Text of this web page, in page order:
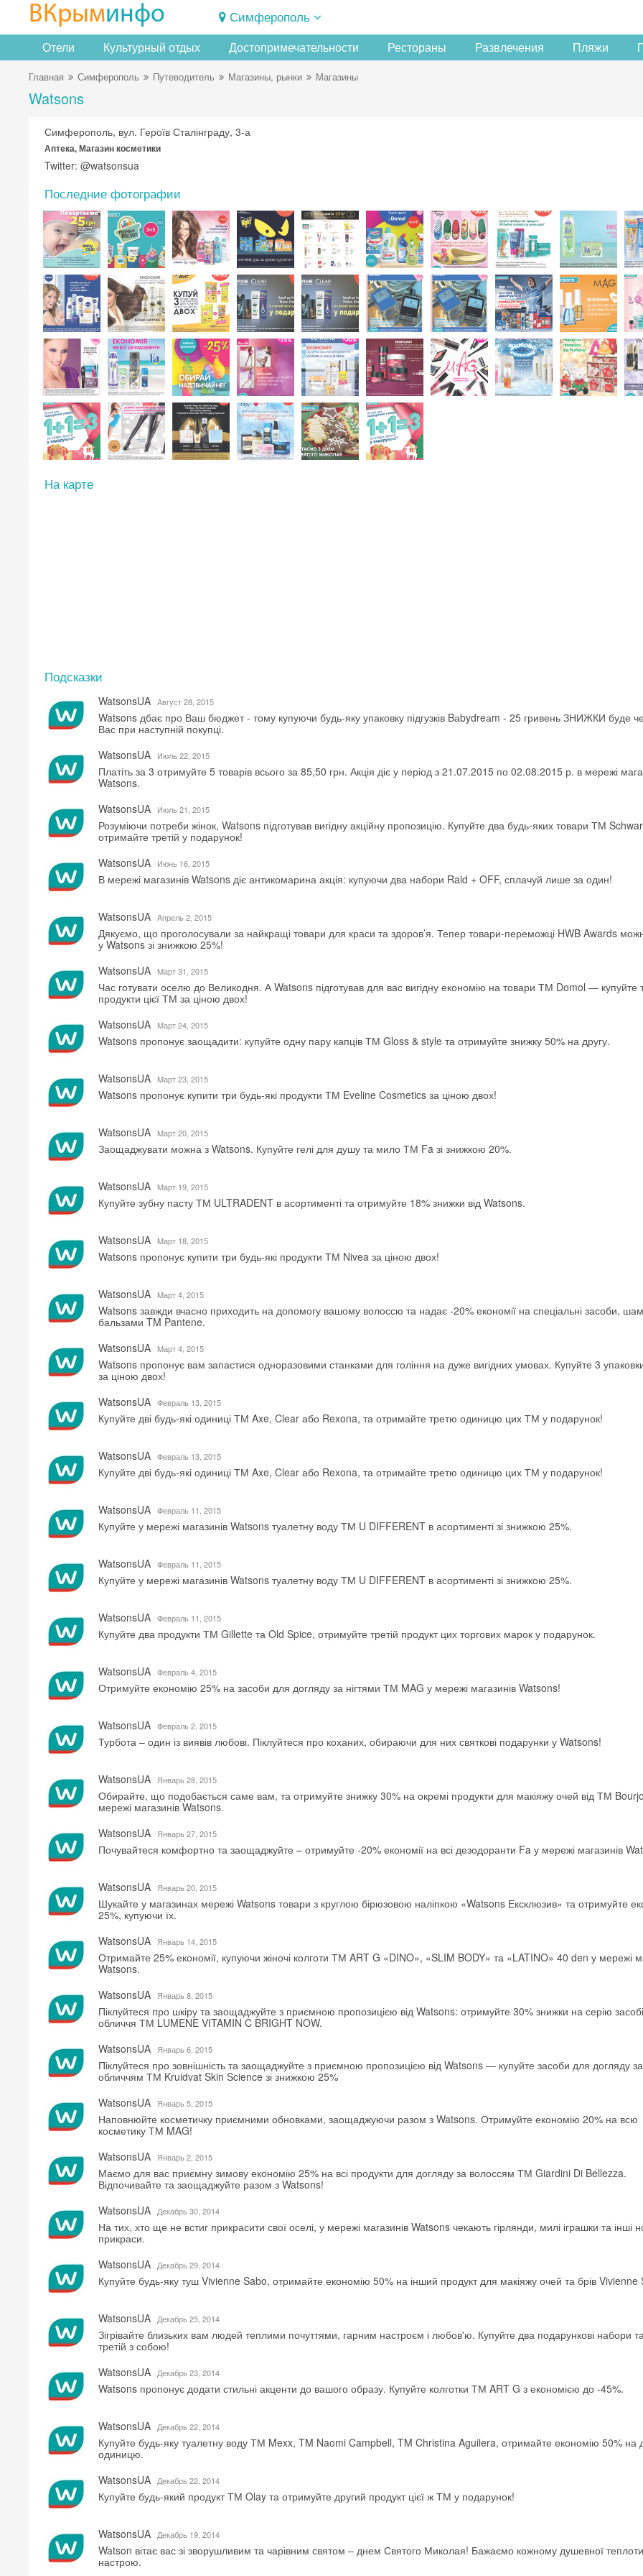
ВКрыминфо Симферополь
Отели Культурный отдых Достопримечательности Рестораны Развлечения Пляжи
Главная Симферополь Путеводитель Магазины, рынки Магазины
Watsons
Симферополь, вул. Героїв Сталінграду, 3-а
Аптека, Магазин косметики
Twitter: @watsonsua
Последние фотографии
На карте
Подсказки
WatsonsUA Август 28, 2015
Watsons дбає про Ваш бюджет - тому купуючи будь-яку упаковку підгузків Bаbydreаm - 25 гривень ЗНИЖКИ буде
Вас при наступній покупці.
WatsonsUA
Июль 22, 2015
Платіть за 3 отримуйте 5 товарів всього за 85,50 грн. Акція діє у період з 21.07.2015 по 02.08.2015 р. в мережі
Watsons.
WatsonsUA
Июль 21, 2015
Розуміючи потреби жінок, Watsons підготував вигідну акційну пропозицію. Купуйте два будь-яких товари ТМ
отримайте третій у подарунок!
WatsonsUA
Июнь 16, 2015
В мережі магазинів Watsons діє антикомарина акція: купуючи два набори Raid + OFF, сплачуй лише за один!
WatsonsUA Aпрель 2, 2015
Дякуємо, що проголосували за найкращі товари для краси та здоров’я. Тепер товари-переможці HWB Awards
у Watsons зі знижкою 25%!
WatsonsUA
Mарт 31, 2015
Час готувати оселю до Великодня. А Watsons підготував для вас вигідну економію на товари ТМ Domol — купуйте
продукти цієї ТМ за ціною двох!
WatsonsUA
Mарт 24, 2015
Watsons пропонує заощадити: купуйте одну пару капців ТМ Gloss & style та отримуйте знижку 50% на другу.
WatsonsUA Mарт 23, 2015
Watsons пропонує купити три будь-які продукти ТМ Eveline Cosmetics за ціною двох!
WatsonsUA Mарт 20, 2015
Заощаджувати можна з Watsons. Купуйте гелі для душу та мило ТМ Fa зі знижкою 20%.
WatsonsUA Mарт 19, 2015
Купуйте зубну пасту ТМ ULTRADENT в асортименті та отримуйте 18% знижки від Watsons.
WatsonsUA Mарт 18, 2015
Watsons пропонує купити три будь-які продукти ТМ Nivea за ціною двох!
WatsonsUA Mарт 4, 2015
Watsons завжди вчасно приходить на допомогу вашому волоссю та надає -20% економії на спеціальні засоби,
бальзами TM Pantene.
WatsonsUA
Mарт 4, 2015
Watsons пропонує вам запастися одноразовими станками для гоління на дуже вигідних умовах. Купуйте 3
за ціною двох!
WatsonsUA Февраль 13, 2015
Купуйте дві будь-які одиниці ТМ Axe, Clear або Rexona, та отримайте третю одиницю цих ТМ у подарунок!
WatsonsUA Февраль 13, 2015
Купуйте дві будь-які одиниці ТМ Axe, Clear або Rexona, та отримайте третю одиницю цих ТМ у подарунок!
WatsonsUA Февраль 11, 2015
Купуйте у мережі магазинів Watsons туалетну воду ТМ U DIFFERENT в асортименті зі знижкою 25%.
WatsonsUA Февраль 11, 2015
Купуйте у мережі магазинів Watsons туалетну воду ТМ U DIFFERENT в асортименті зі знижкою 25%.
WatsonsUA Февраль 11, 2015
Купуйте два продукти ТМ Gillette та Old Spice, отримуйте третій продукт цих торгових марок у подарунок.
WatsonsUA Февраль 4, 2015
Отримуйте економію 25% на засоби для догляду за нігтями ТМ MAG у мережі магазинів Watsons!
WatsonsUA Февраль 2, 2015
Турбота – один із виявів любові. Піклуйтеся про коханих, обираючи для них святкові подарунки у Watsons!
WatsonsUA Январь 28, 2015
Обирайте, що подобається саме вам, та отримуйте знижку 30% на окремі продукти для макіяжу очей від ТМ
мережі магазинів Watsons.
WatsonsUA
Январь 27, 2015
Почувайтеся комфортно та заощаджуйте – отримуйте -20% економії на всі дезодоранти Fa у мережі магазинів
WatsonsUA Январь 20, 2015
Шукайте у магазинах мережі Watsons товари з круглою бірюзовою наліпкою «Watsons Ексклюзив» та отримуйте
25%, купуючи їх.
WatsonsUA
Январь 14, 2015
Отримайте 25% економії, купуючи жіночі колготи ТМ ART G «DINO», «SLIM BODY» та «LATINO» 40 den у мережі
Watsons.
WatsonsUA
Январь 8, 2015
Піклуйтеся про шкіру та заощаджуйте з приємною пропозицією від Watsons: отримуйте 30% знижки на серію
обличчя ТМ LUMENE VITAMIN C BRIGHT NOW.
WatsonsUA
Январь 6, 2015
Піклуйтеся про зовнішність та заощаджуйте з приємною пропозицією від Watsons — купуйте засоби для догляду за
обличчям ТМ Kruidvat Skin Science зі знижкою 25%
WatsonsUA
Январь 5, 2015
Наповнюйте косметичку приємними обновками, заощаджуючи разом з Watsons. Отримуйте економію 20% на всю
косметику ТМ MAG!
WatsonsUA
Январь 2, 2015
Маємо для вас приємну зимову економію 25% на всі продукти для догляду за волоссям ТМ Giardini Di Bellezza.
Відпочивайте та заощаджуйте разом з Watsons!
WatsonsUA
Декабрь 30, 2014
На тих, хто ще не встиг прикрасити свої оселі, у мережі магазинів Watsons чекають гірлянди, милі іграшки та інші
прикраси.
WatsonsUA
Декабрь 29, 2014
Купуйте будь-яку туш Vivienne Sabo, отримайте економію 50% на інший продукт для макіяжу очей та брів Vivienne
WatsonsUA Декабрь 25, 2014
Зігрівайте близьких вам людей теплими почуттями, гарним настроєм і любов'ю. Купуйте два подарункові набори та
третій з собою!
WatsonsUA
Декабрь 23, 2014
Watsons пропонує додати стильні акценти до вашого образу. Купуйте колготки ТМ ART G з економією до -45%.
WatsonsUA Декабрь 22, 2014
Купуйте будь-яку туалетну воду ТМ Mexx, TM Naomi Campbell, TM Christina Aguilera, отримайте економію 50% на
одиницю.
WatsonsUA
Декабрь 22, 2014
Купуйте будь-який продукт ТМ Olay та отримуйте другий продукт цієї ж ТМ у подарунок!
WatsonsUA Декабрь 19, 2014
Watson вітає вас зі зворушливим та чарівним святом – днем Святого Миколая! Бажаємо кожному душевної
настрою.
Хочешь дешевле? Оставь почту и получи